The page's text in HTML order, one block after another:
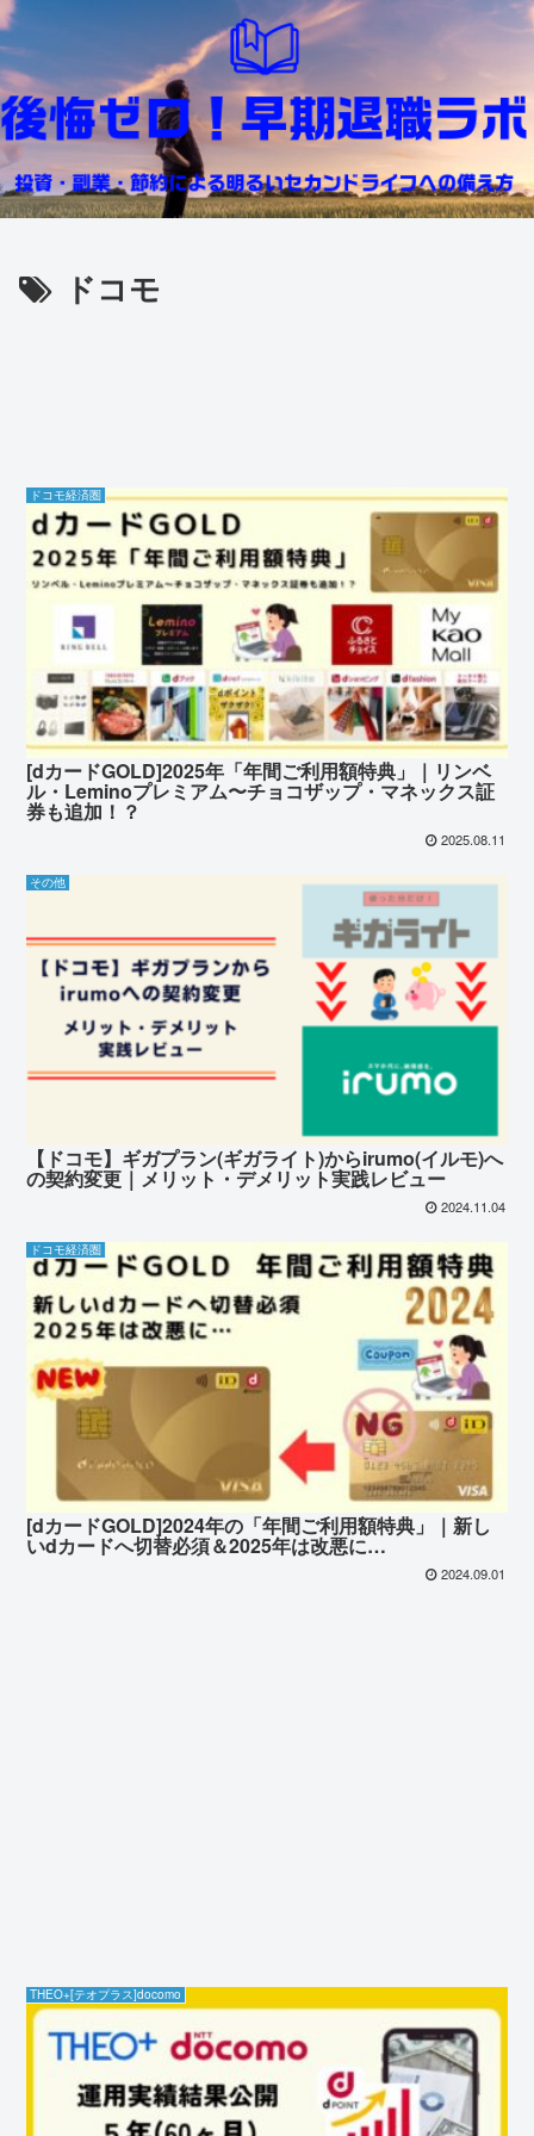
ドコモ
ドコモ経済圏
[dカードGOLD]2025年「年間ご利用額特典」｜リンベ
ル・Leminoプレミアム〜チョコザップ・マネックス証
券も追加！？
2025.08.11
その他
【ドコモ】ギガプラン(ギガライト)からirumo(イルモ)へ
の契約変更｜メリット・デメリット実践レビュー
2024.11.04
ドコモ経済圏
[dカードGOLD]2024年の「年間ご利用額特典」｜新し
いdカードへ切替必須＆2025年は改悪に…
2024.09.01
THEO+[テオプラス]docomo